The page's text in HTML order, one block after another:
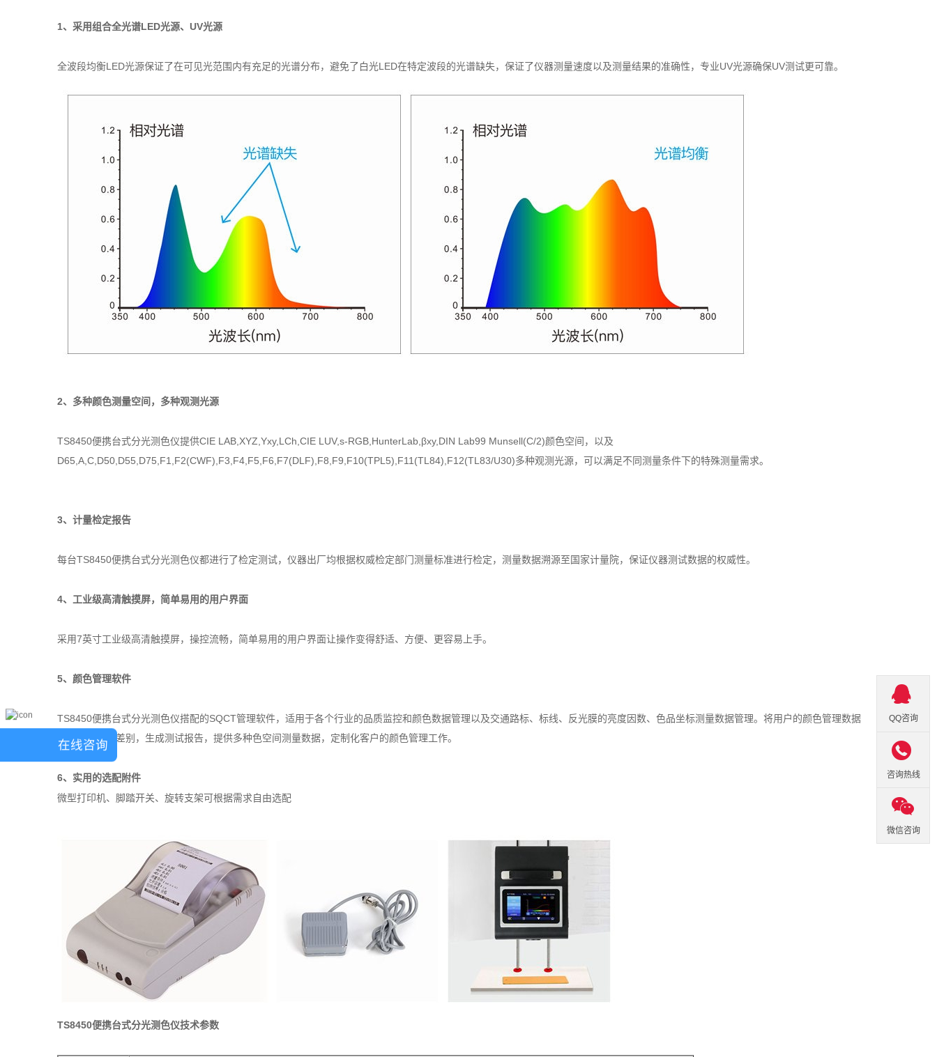
1、采用组合全光谱LED光源、UV光源
全波段均衡LED光源保证了在可见光范围内有充足的光谱分布，避免了白光LED在特定波段的光谱缺失，保证了仪器测量速度以及测量结果的准确性，专业UV光源确保UV测试更可靠。
2、多种颜色测量空间，多种观测光源
TS8450便携台式分光测色仪提供CIE LAB,XYZ,Yxy,LCh,CIE LUV,s-RGB,HunterLab,βxy,DIN Lab99 Munsell(C/2)颜色空间，以及
D65,A,C,D50,D55,D75,F1,F2(CWF),F3,F4,F5,F6,F7(DLF),F8,F9,F10(TPL5),F11(TL84),F12(TL83/U30)多种观测光源，可以满足不同测量条件下的特殊测量需求。
3、计量检定报告
每台TS8450便携台式分光测色仪都进行了检定测试，仪器出厂均根据权威检定部门测量标准进行检定，测量数据溯源至国家计量院，保证仪器测试数据的权威性。
4、工业级高清触摸屏，简单易用的用户界面
采用7英寸工业级高清触摸屏，操控流畅，简单易用的用户界面让操作变得舒适、方便、更容易上手。
5、颜色管理软件
TS8450便携台式分光测色仪搭配的SQCT管理软件，适用于各个行业的品质监控和颜色数据管理以及交通路标、标线、反光膜的亮度因数、色品坐标测量数据管理。将用户的颜色管理数据
化，比较颜色差别，生成测试报告，提供多种色空间测量数据，定制化客户的颜色管理工作。
6、实用的选配附件
微型打印机、脚踏开关、旋转支架可根据需求自由选配
TS8450便携台式分光测色仪技术参数
QQ咨询

咨询热线
微信咨询
在线咨询